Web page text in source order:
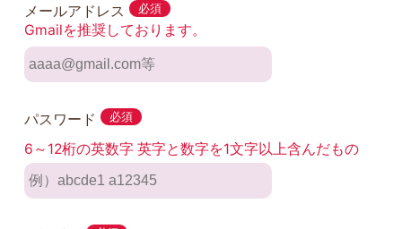
メールアドレス 必須
Gmailを推奨しております。
パスワード 必須
6～12桁の英数字 英字と数字を1文字以上含んだもの